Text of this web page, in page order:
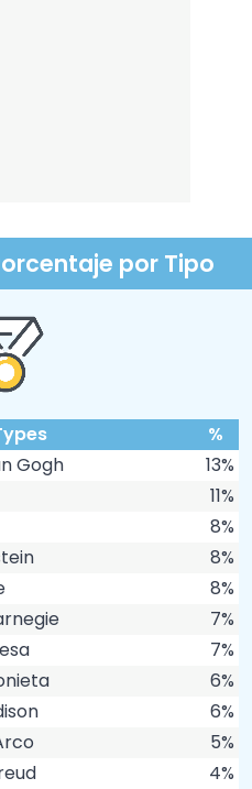
por Tipo
%
Gogh
13%
11%
8%
8%
8%
7%
7%
6%
6%
5%
4%